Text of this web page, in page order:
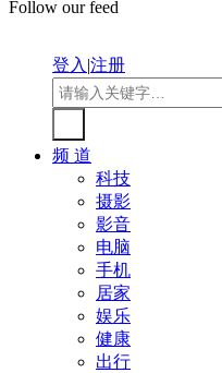
Follow our feed
登入|注册
频 道
科技
摄影
影音
电脑
手机
居家
娱乐
健康
出行